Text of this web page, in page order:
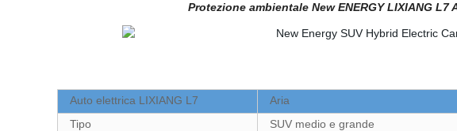
Protezione ambientale New ENERGY LIXIANG
Auto elettrica LIXIANG L7 Aria
Tipo
SUV medio e grande